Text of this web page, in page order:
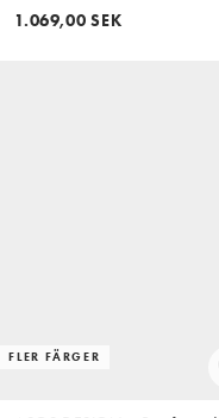
manschettdetaljer
1.069,00 SEK
FLER FÄRGER